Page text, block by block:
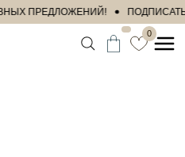
ПРЕДЛОЖЕНИЙ!
0